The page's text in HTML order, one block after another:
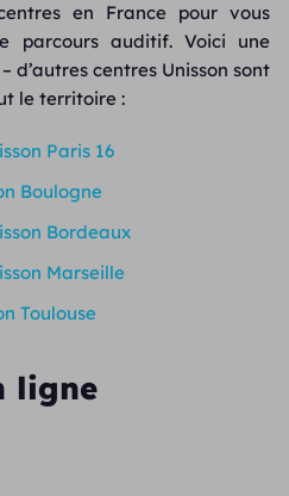
en France pour vous
parcours auditif. Voici une
d’autres centres Unisson sont
le territoire :
Paris 16
Boulogne
Bordeaux
Marseille
Toulouse
ligne